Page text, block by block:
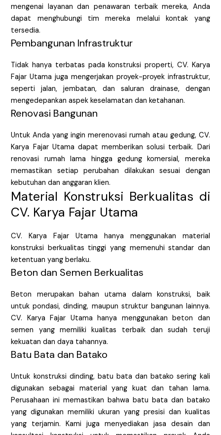
mengenai layanan dan penawaran terbaik mereka, Anda
dapat menghubungi tim mereka melalui kontak yang
tersedia.
Pembangunan Infrastruktur
Tidak hanya terbatas pada konstruksi properti, CV. Karya
Fajar Utama juga mengerjakan proyek-proyek infrastruktur,
seperti jalan, jembatan, dan saluran drainase, dengan
mengedepankan aspek keselamatan dan ketahanan.
Renovasi Bangunan
Untuk Anda yang ingin merenovasi rumah atau gedung, CV.
Karya Fajar Utama dapat memberikan solusi terbaik. Dari
renovasi rumah lama hingga gedung komersial, mereka
memastikan setiap perubahan dilakukan sesuai dengan
kebutuhan dan anggaran klien.
Material Konstruksi Berkualitas di
CV. Karya Fajar Utama
CV. Karya Fajar Utama hanya menggunakan material
konstruksi berkualitas tinggi yang memenuhi standar dan
ketentuan yang berlaku.
Beton dan Semen Berkualitas
Beton merupakan bahan utama dalam konstruksi, baik
untuk pondasi, dinding, maupun struktur bangunan lainnya.
CV. Karya Fajar Utama hanya menggunakan beton dan
semen yang memiliki kualitas terbaik dan sudah teruji
kekuatan dan daya tahannya.
Batu Bata dan Batako
Untuk konstruksi dinding, batu bata dan batako sering kali
digunakan sebagai material yang kuat dan tahan lama.
Perusahaan ini memastikan bahwa batu bata dan batako
yang digunakan memiliki ukuran yang presisi dan kualitas
yang terjamin. Kami juga menyediakan jasa desain dan